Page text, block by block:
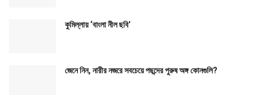
কুমিল্লায় ‘বাংলা নীল ছবি’
জেনে নিন, নারীর নজরে সবচেয়ে পছন্দের পুরুষ অঙ্গ কোনগুলি?